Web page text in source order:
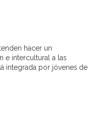
hacer un
e intercultural a las
integrada por jóvenes de